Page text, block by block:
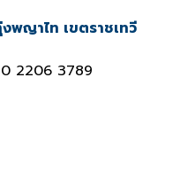
ญาไท เขตราชเทวี
2206 3789